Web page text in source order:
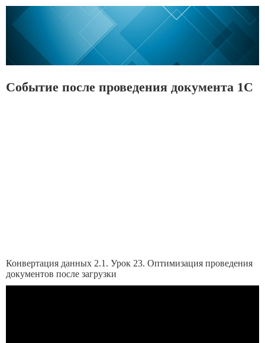
Событие после проведения документа 1С
Конвертация данных 2.1. Урок 23. Оптимизация проведения
документов после загрузки